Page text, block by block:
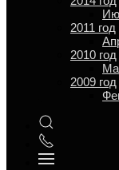
2011 год
2010 год
2009 год
Доказательств
чтобы было именно
На это есть
тем, что все
инстинкт
порождает
значит, нужно
примириться с ней.
Василий Шукшин